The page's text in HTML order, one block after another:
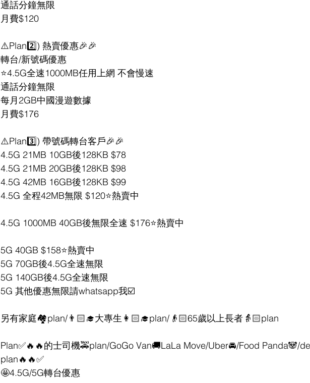
通話分鐘無限
月費$120
⚠️Plan2️⃣) 熱賣優惠🎉🎉
轉台/新號碼優惠
⭐4.5G全速1000MB任用上網 不會慢速
通話分鐘無限
每月2GB中國漫遊數據
月費$176
⚠️Plan3️⃣) 帶號碼轉台客戶🎉🎉
4.5G 21MB 10GB後128KB $78
4.5G 21MB 20GB後128KB $98
4.5G 42MB 16GB後128KB $99
4.5G 全程42MB無限 $120⭐熱賣中
4.5G 1000MB 40GB後無限全速 $176⭐熱賣中
5G 40GB $158⭐熱賣中
5G 70GB後4.5G全速無限
5G 140GB後4.5G全速無限
5G 其他優惠無限請whatsapp我☑️
另有家庭🏘plan/👨🏻‍🎓大專生👩🏻‍🎓plan/👴🏻65歲以上長者👵🏻plan
Plan✅🔥🔥的士司機🚕plan/GoGo Van🚚LaLa Move/Uber🚘/Food Panda🐼/
plan🔥🔥✅
🤩4.5G/5G轉台優惠